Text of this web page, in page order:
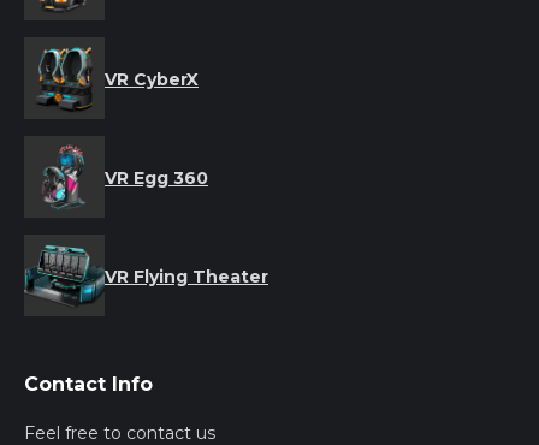
VR CyberX
VR Egg 360
VR Flying Theater
Contact Info
Feel free to contact us